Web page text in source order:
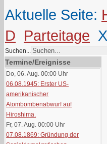
Aktuelle Seite:
D Parteitage
Suchen...
Termine/Ereignisse
Do, 06. Aug. 00:00 Uhr
06.08.1945: Erster US-
amerikanischer
Atombombenabwurf auf
Hiroshima.
Fr, 07. Aug. 00:00 Uhr
07.08.1869: Gründung der